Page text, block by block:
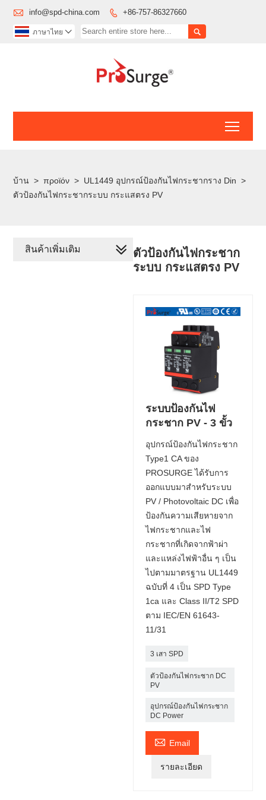
 info@spd-china.com  +86-757-86327660

ภาษาไทย 
บ้าน > προϊόν > UL1449 อุปกรณ์ป้องกันไฟกระชากราง Din >
ตัวป้องกันไฟกระชากระบบ กระแสตรง PV
ตัวป้องกันไฟกระชาก
ระบบ กระแสตรง PV
ระบบป้องกันไฟ
กระชาก PV - 3 ขั้ว
อุปกรณ์ป้องกันไฟกระชาก
Type1 CA ของ
PROSURGE ได้รับการ
ออกแบบมาสำหรับระบบ
PV / Photovoltaic DC เพื่อ
ป้องกันความเสียหายจาก
ไฟกระชากและไฟ
กระชากที่เกิดจากฟ้าผ่า
และแหล่งไฟฟ้าอื่น ๆ เป็น
ไปตามมาตรฐาน UL1449
ฉบับที่ 4 เป็น SPD Type
1ca และ Class II/T2 SPD
ตาม IEC/EN 61643-
11/31
3 เสา SPD
ตัวป้องกันไฟกระชาก DC
PV
อุปกรณ์ป้องกันไฟกระชาก
DC Power
 Email
รายละเอียด
สินค้าเพิ่มเติม